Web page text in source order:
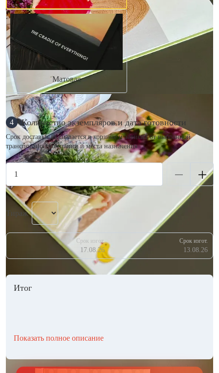
Матовая
4 Количество экземпляров и дата готовности
Срок доставки указывается в корзине и зависит от выбранной
транспортной компании и места назначения.
Тираж
Срок изгот.
17.08.26
Срок изгот.
13.08.26
Итог
Показать полное описание